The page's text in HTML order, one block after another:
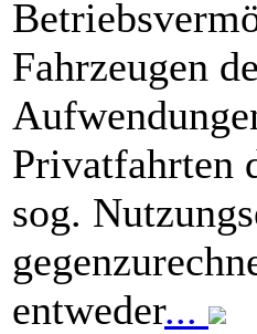
Fahrzeugen
Privatfahrten
sog.
entweder...